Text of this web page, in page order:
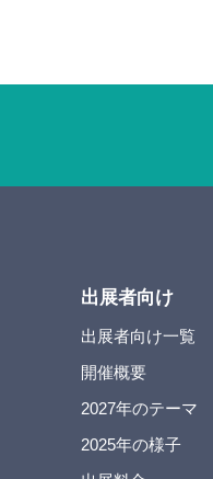
出展者向け
出展者向け一覧
開催概要
2027年のテーマ
2025年の様子